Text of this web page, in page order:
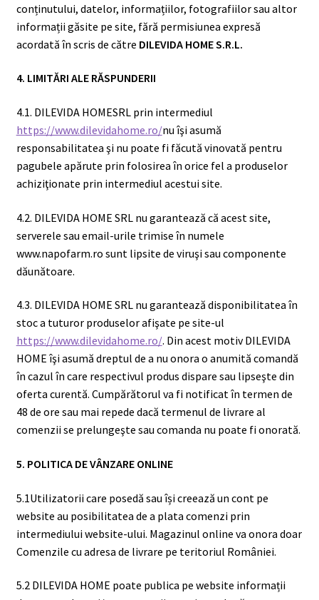
conținutului, datelor, informațiilor, fotografiilor sau altor
informații găsite pe site, fără permisiunea expresă
acordată în scris de către DILEVIDA HOME S.R.L.
4. LIMITĂRI ALE RĂSPUNDERII
4.1. DILEVIDA HOMESRL prin intermediul
https://www.dilevidahome.ro/nu îşi asumă
responsabilitatea şi nu poate fi făcută vinovată pentru
pagubele apărute prin folosirea în orice fel a produselor
achiziţionate prin intermediul acestui site.
4.2. DILEVIDA HOME SRL nu garantează că acest site,
serverele sau email-urile trimise în numele
www.napofarm.ro sunt lipsite de viruşi sau componente
dăunătoare.
4.3. DILEVIDA HOME SRL nu garantează disponibilitatea în
stoc a tuturor produselor afişate pe site-ul
https://www.dilevidahome.ro/. Din acest motiv DILEVIDA
HOME îşi asumă dreptul de a nu onora o anumită comandă
în cazul în care respectivul produs dispare sau lipseşte din
oferta curentă. Cumpărătorul va fi notificat în termen de
48 de ore sau mai repede dacă termenul de livrare al
comenzii se prelungeşte sau comanda nu poate fi onorată.
5. POLITICA DE VÂNZARE ONLINE
5.1Utilizatorii care posedă sau își creează un cont pe
website au posibilitatea de a plata comenzi prin
intermediului website-ului. Magazinul online va onora doar
Comenzile cu adresa de livrare pe teritoriul României.
5.2 DILEVIDA HOME poate publica pe website informații